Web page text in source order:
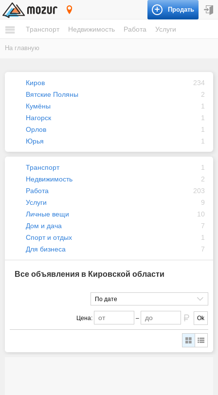
Продать
Транспорт Недвижимость Работа Услуги
На главную
Киров
234
Вятские Поляны
2
Кумёны
1
Нагорск
1
Орлов
1
Юрья
1
Транспорт
1
Недвижимость
2
Работа
203
Услуги
9
Личные вещи
10
Дом и дача
7
Спорт и отдых
1
Для бизнеса
7
Все объявления в Кировской области
По дате
Цена: – Ok